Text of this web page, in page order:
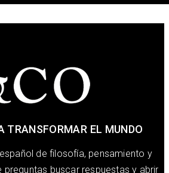
TRANSFORMAR EL MUNDO
de filosofía, pensamiento y
preguntas buscar respuestas y abrir